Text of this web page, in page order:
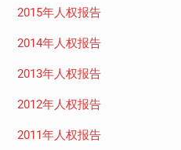
2015年人权报告
2014年人权报告
2013年人权报告
2012年人权报告
2011年人权报告